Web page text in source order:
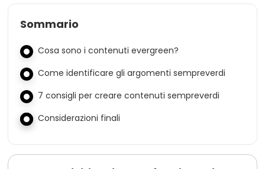
Sommario
Cosa sono i contenuti evergreen?
Come identificare gli argomenti sempreverdi
7 consigli per creare contenuti sempreverdi
Considerazioni finali